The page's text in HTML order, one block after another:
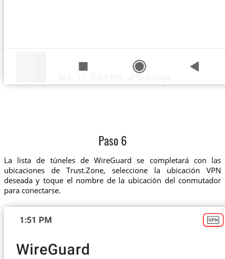
Paso 6
La lista de túneles de WireGuard se completará con las
ubicaciones de Trust.Zone, seleccione la ubicación VPN
deseada y toque el nombre de la ubicación del conmutador
para conectarse.